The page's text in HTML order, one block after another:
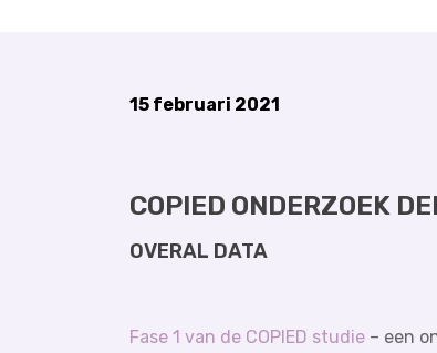
15 februari 2021
COPIED ONDERZOEK
OVERAL DATA
Fase 1 van de COPIED studie – een